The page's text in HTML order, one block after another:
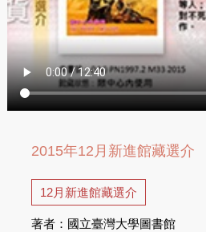
2015年12月新進館藏選介
12月新進館藏選介
著者：國立臺灣大學圖書館